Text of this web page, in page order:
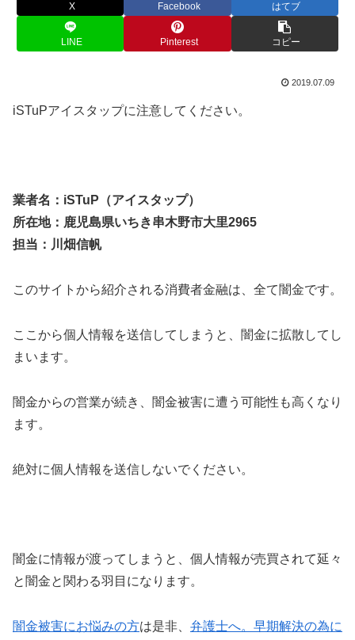
X Facebook はてブ
LINE Pinterest コピー
2019.07.09
iSTuPアイスタップに注意してください。
業者名：iSTuP（アイスタップ）
所在地：鹿児島県いちき串木野市大里2965
担当：川畑信帆
このサイトから紹介される消費者金融は、全て闇金です。
ここから個人情報を送信してしまうと、闇金に拡散してし
まいます。
闇金からの営業が続き、闇金被害に遭う可能性も高くなり
ます。
絶対に個人情報を送信しないでください。
闇金に情報が渡ってしまうと、個人情報が売買されて延々
と闇金と関わる羽目になります。
闇金被害にお悩みの方は是非、 弁護士へ。早期解決の為に